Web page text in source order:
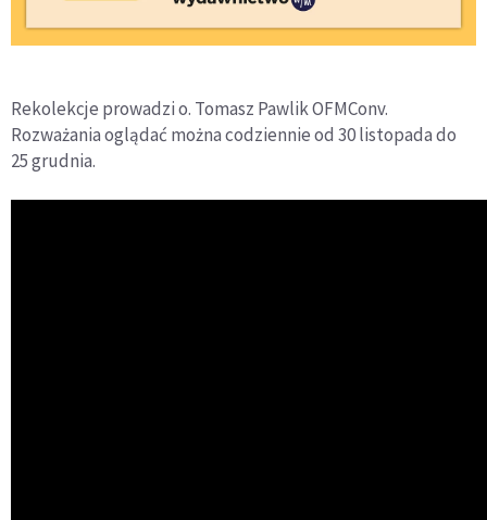
Rekolekcje prowadzi o. Tomasz Pawlik OFMConv.
Rozważania oglądać można codziennie od 30 listopada do
25 grudnia.